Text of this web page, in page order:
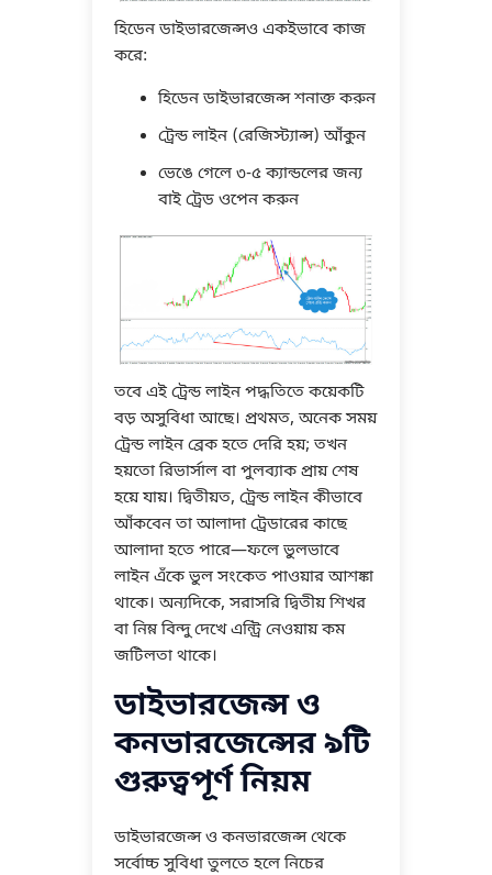
হিডেন ডাইভারজেন্সও একইভাবে কাজ
করে:
হিডেন ডাইভারজেন্স শনাক্ত করুন
ট্রেন্ড লাইন (রেজিস্ট্যান্স) আঁকুন
ভেঙে গেলে ৩-৫ ক্যান্ডলের জন্য
বাই ট্রেড ওপেন করুন
তবে এই ট্রেন্ড লাইন পদ্ধতিতে কয়েকটি
বড় অসুবিধা আছে। প্রথমত, অনেক সময়
ট্রেন্ড লাইন ব্রেক হতে দেরি হয়; তখন
হয়তো রিভার্সাল বা পুলব্যাক প্রায় শেষ
হয়ে যায়। দ্বিতীয়ত, ট্রেন্ড লাইন কীভাবে
আঁকবেন তা আলাদা ট্রেডারের কাছে
আলাদা হতে পারে—ফলে ভুলভাবে
লাইন এঁকে ভুল সংকেত পাওয়ার আশঙ্কা
থাকে। অন্যদিকে, সরাসরি দ্বিতীয় শিখর
বা নিম্ন বিন্দু দেখে এন্ট্রি নেওয়ায় কম
জটিলতা থাকে।
ডাইভারজেন্স ও
কনভারজেন্সের ৯টি
গুরুত্বপূর্ণ নিয়ম
ডাইভারজেন্স ও কনভারজেন্স থেকে
সর্বোচ্চ সুবিধা তুলতে হলে নিচের